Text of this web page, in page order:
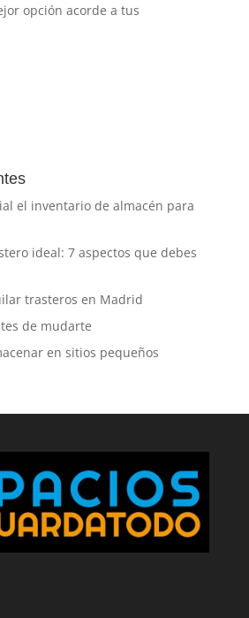
opción acorde a tus
el inventario de almacén para
ideal: 7 aspectos que debes
trasteros en Madrid
de mudarte
en sitios pequeños